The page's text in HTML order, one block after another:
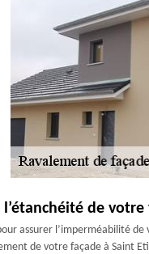
de votre
assurer l’imperméabilité
de votre façade à Saint